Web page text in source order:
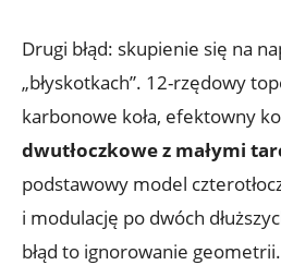
Drugi błąd: skupienie się na
„błyskotkach”. 12-rzędowy
karbonowe koła, efektowny
dwutłoczkowe z małymi
podstawowy model
i modulację po dwóch
błąd to ignorowanie